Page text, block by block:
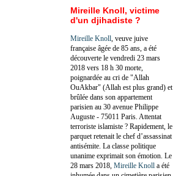
Mireille Knoll, victime
d'un djihadiste ?
Mireille Knoll , veuve juive
française âgée de 85 ans, a été
découverte le vendredi 23 mars
2018 vers 18 h 30 morte,
poignardée au cri de "Allah
OuAkbar" (Allah est plus grand) et
brûlée dans son appartement
parisien au 30 avenue Philippe
Auguste - 75011 Paris. Attentat
terroriste islamiste ? Rapidement, le
parquet retenait le chef d’assassinat
antisémite. La classe politique
unanime exprimait son émotion. Le
28 mars 2018, Mireille Knoll a été